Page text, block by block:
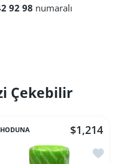
92 98 numaralı
Çekebilir
ekle White Dragon
$1,214
İstek